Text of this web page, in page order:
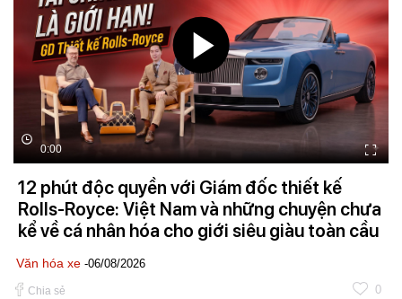
0:00
12 phút độc quyền với Giám đốc thiết kế
Rolls-Royce: Việt Nam và những chuyện chưa
kể về cá nhân hóa cho giới siêu giàu toàn cầu
Văn hóa xe -06/08/2026
Chia sẻ 0